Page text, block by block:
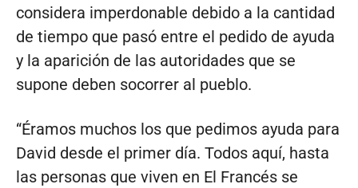
considera imperdonable debido a la cantidad
de tiempo que pasó entre el pedido de ayuda
y la aparición de las autoridades que se
supone deben socorrer al pueblo.
“Éramos muchos los que pedimos ayuda para
David desde el primer día. Todos aquí, hasta
las personas que viven en El Francés se